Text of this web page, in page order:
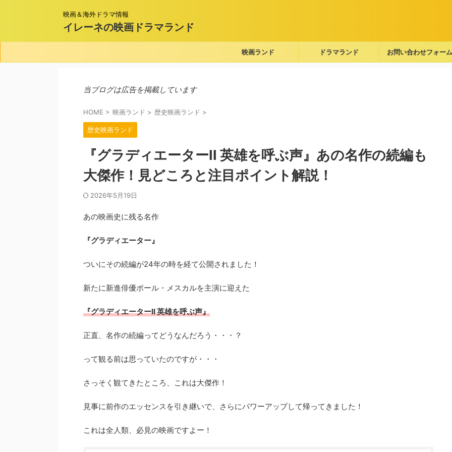
映画＆海外ドラマ情報
イレーネの映画ドラマランド
映画ランド ドラマランド お問い合わせフォーム
当ブログは広告を掲載しています
HOME > 映画ランド > 歴史映画ランド >
歴史映画ランド
『グラディエーターII 英雄を呼ぶ声』あの名作の続編も
大傑作！見どころと注目ポイント解説！
2026年5月19日
あの映画史に残る名作
『グラディエーター』
ついにその続編が24年の時を経て公開されました！
新たに新進俳優ポール・メスカルを主演に迎えた
『グラディエーターII 英雄を呼ぶ声』
正直、名作の続編ってどうなんだろう・・・？
って観る前は思っていたのですが・・・
さっそく観てきたところ、これは大傑作！
見事に前作のエッセンスを引き継いで、さらにパワーアップして帰ってきました！
これは全人類、必見の映画ですよー！